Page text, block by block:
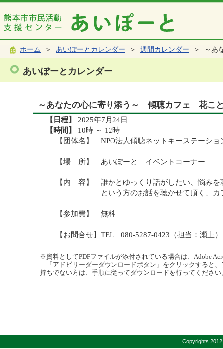
ホーム ＞ あいぽーとカレンダー ＞ 週間カレンダー ＞ ～あ
あいぽーとカレンダー
～あなたの心に寄り添う～ 傾聴カフェ 花こ
【日程】
2025年7月24日
【時間】
10時 ～ 12時
【団体名】 NPO法人傾聴ネットキーステーショ
【場 所】 あいぽーと イベントコーナー
【内 容】 誰かとゆっくり話がしたい、悩みを
という方のお話を聴かせて頂く、カフ
【参加費】 無料
【お問合せ】TEL 080-5287-0423（担当：瀬上）
※資料としてPDFファイルが添付されている場合は、Adobe
「アドビリーダーダウンロードボタン」をクリックすると
持ちでない方は、手順に従ってダウンロードを行ってください
Copyrights